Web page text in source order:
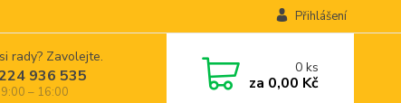
Přihlášení
rady? Zavolejte.
936 535
9:00 – 16:00
0ks
za 0,00 Kč